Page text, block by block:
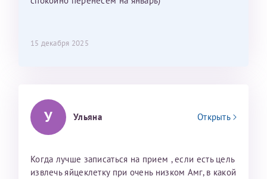
15 декабря 2025
У Ульяна Открыть
Когда лучше записаться на прием , если есть цель
извлечь яйцеклетку при очень низком Амг, в какой